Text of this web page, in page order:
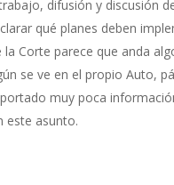
difusión y discusión
qué planes deben
la Corte parece que anda
se ve en el propio Auto,
muy poca
este asunto.